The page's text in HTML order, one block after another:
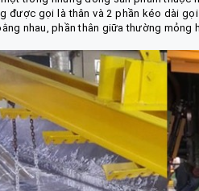
được gọi là thân và 2 phần kéo dài
nhau, phần thân giữa thường mỏng